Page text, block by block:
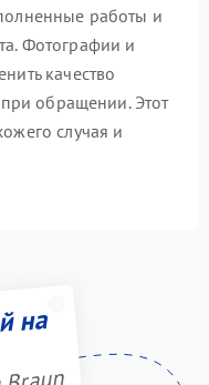
работы и
Фотографии и
качество
обращении. Этот
случая и
на